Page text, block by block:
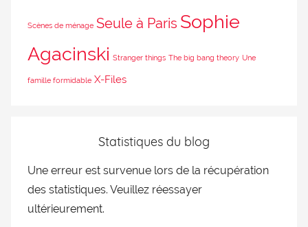
Scènes de ménage Seule à Paris Sophie
Agacinski Stranger things The big bang theory Une
famille formidable X-Files
Statistiques du blog
Une erreur est survenue lors de la récupération
des statistiques. Veuillez réessayer
ultérieurement.